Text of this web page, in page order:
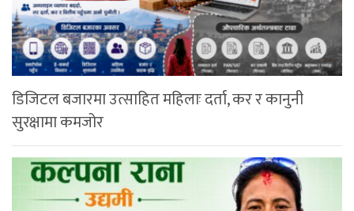
डिजिटल बजारमा उत्साहित महिलाः दर्ता, कर र कानुनी
सुरक्षामा कमजोर